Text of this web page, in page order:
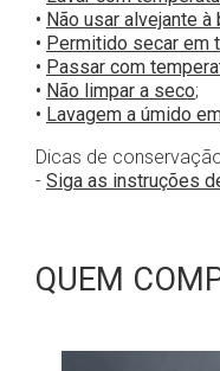
• Não usar alvejante
• Permitido secar em
• Passar com
• Não limpar a seco;
• Lavagem a úmido
Dicas de
- Siga as instruções
QUEM